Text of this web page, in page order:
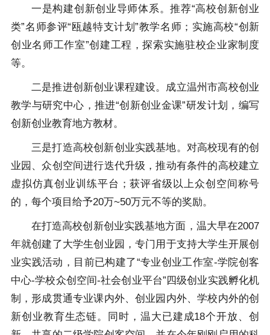
一是构建创新创业导师体系。推荐“高校创新创业
类”名师参评“瓯越特支计划”教学名师；实施高校“创新
创业名师工作室”创建工程，探索实施驻校企业家制度
等。
二是推进创新创业课程建设。成立温州市高校创业
教学与研究中心，推进“创新创业金课”研发计划，编写
创新创业教育地方教材。
三是打造高校创新创业实践基地。对高校现有的创
业园、众创空间进行迭代升级，推动有条件的高校建立
虚拟仿真创业训练平台；获评省级以上众创空间称号
的，每个项目给予20万~50万元不等的奖励。
在打造高校创新创业实践基地方面，温大早在2007
年就创建了大学生创业园，专门用于支持大学生开展创
业实践活动，目前已构建了“专业创业工作室-学院创客
中心-学校众创空间-社会创业平台”四级创业实践孵化机
制，形成贯通专业课内外、创业园内外、学校内外的创
新创业教育生态链。同时，温大已建成18个开放、创